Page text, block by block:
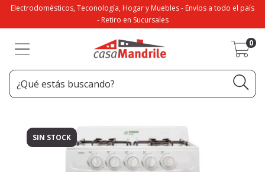
Electrodomésticos, Teconología, Hogar y Muebles - Envíos a todo el país
- Retiro en Sucursales
0
SIN STOCK